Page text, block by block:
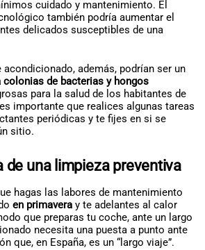
cuidado y mantenimiento. El
también podría aumentar el
delicados susceptibles de una
además, podrían ser un
colonias de bacterias y hongos
para la salud de los habitantes de
importante que realices algunas tareas
periódicas y te fijes en si se
sitio.
de una limpieza preventiva
hagas las labores de mantenimiento
en primavera y te adelantes al calor
que preparas tu coche, ante un largo
necesita una puesta a punto ante
que, en España, es un “largo viaje”.